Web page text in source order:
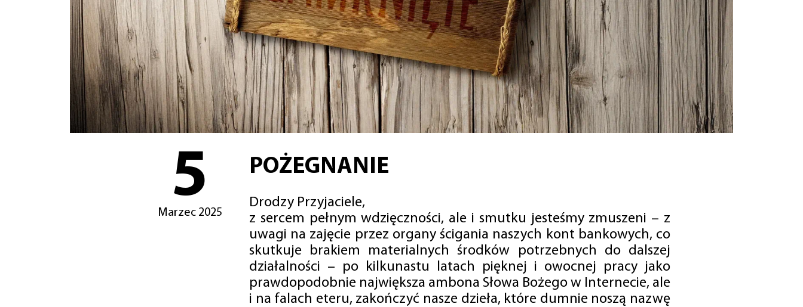
5
Marzec 2025
POŻEGNANIE
Drodzy Przyjaciele,
z sercem pełnym wdzięczności, ale i smutku jesteśmy zmuszeni – z
uwagi na zajęcie przez organy ścigania naszych kont bankowych, co
skutkuje brakiem materialnych środków potrzebnych do dalszej
działalności – po kilkunastu latach pięknej i owocnej pracy jako
prawdopodobnie największa ambona Słowa Bożego w Internecie, ale
i na falach eteru, zakończyć nasze dzieła, które dumnie noszą nazwę